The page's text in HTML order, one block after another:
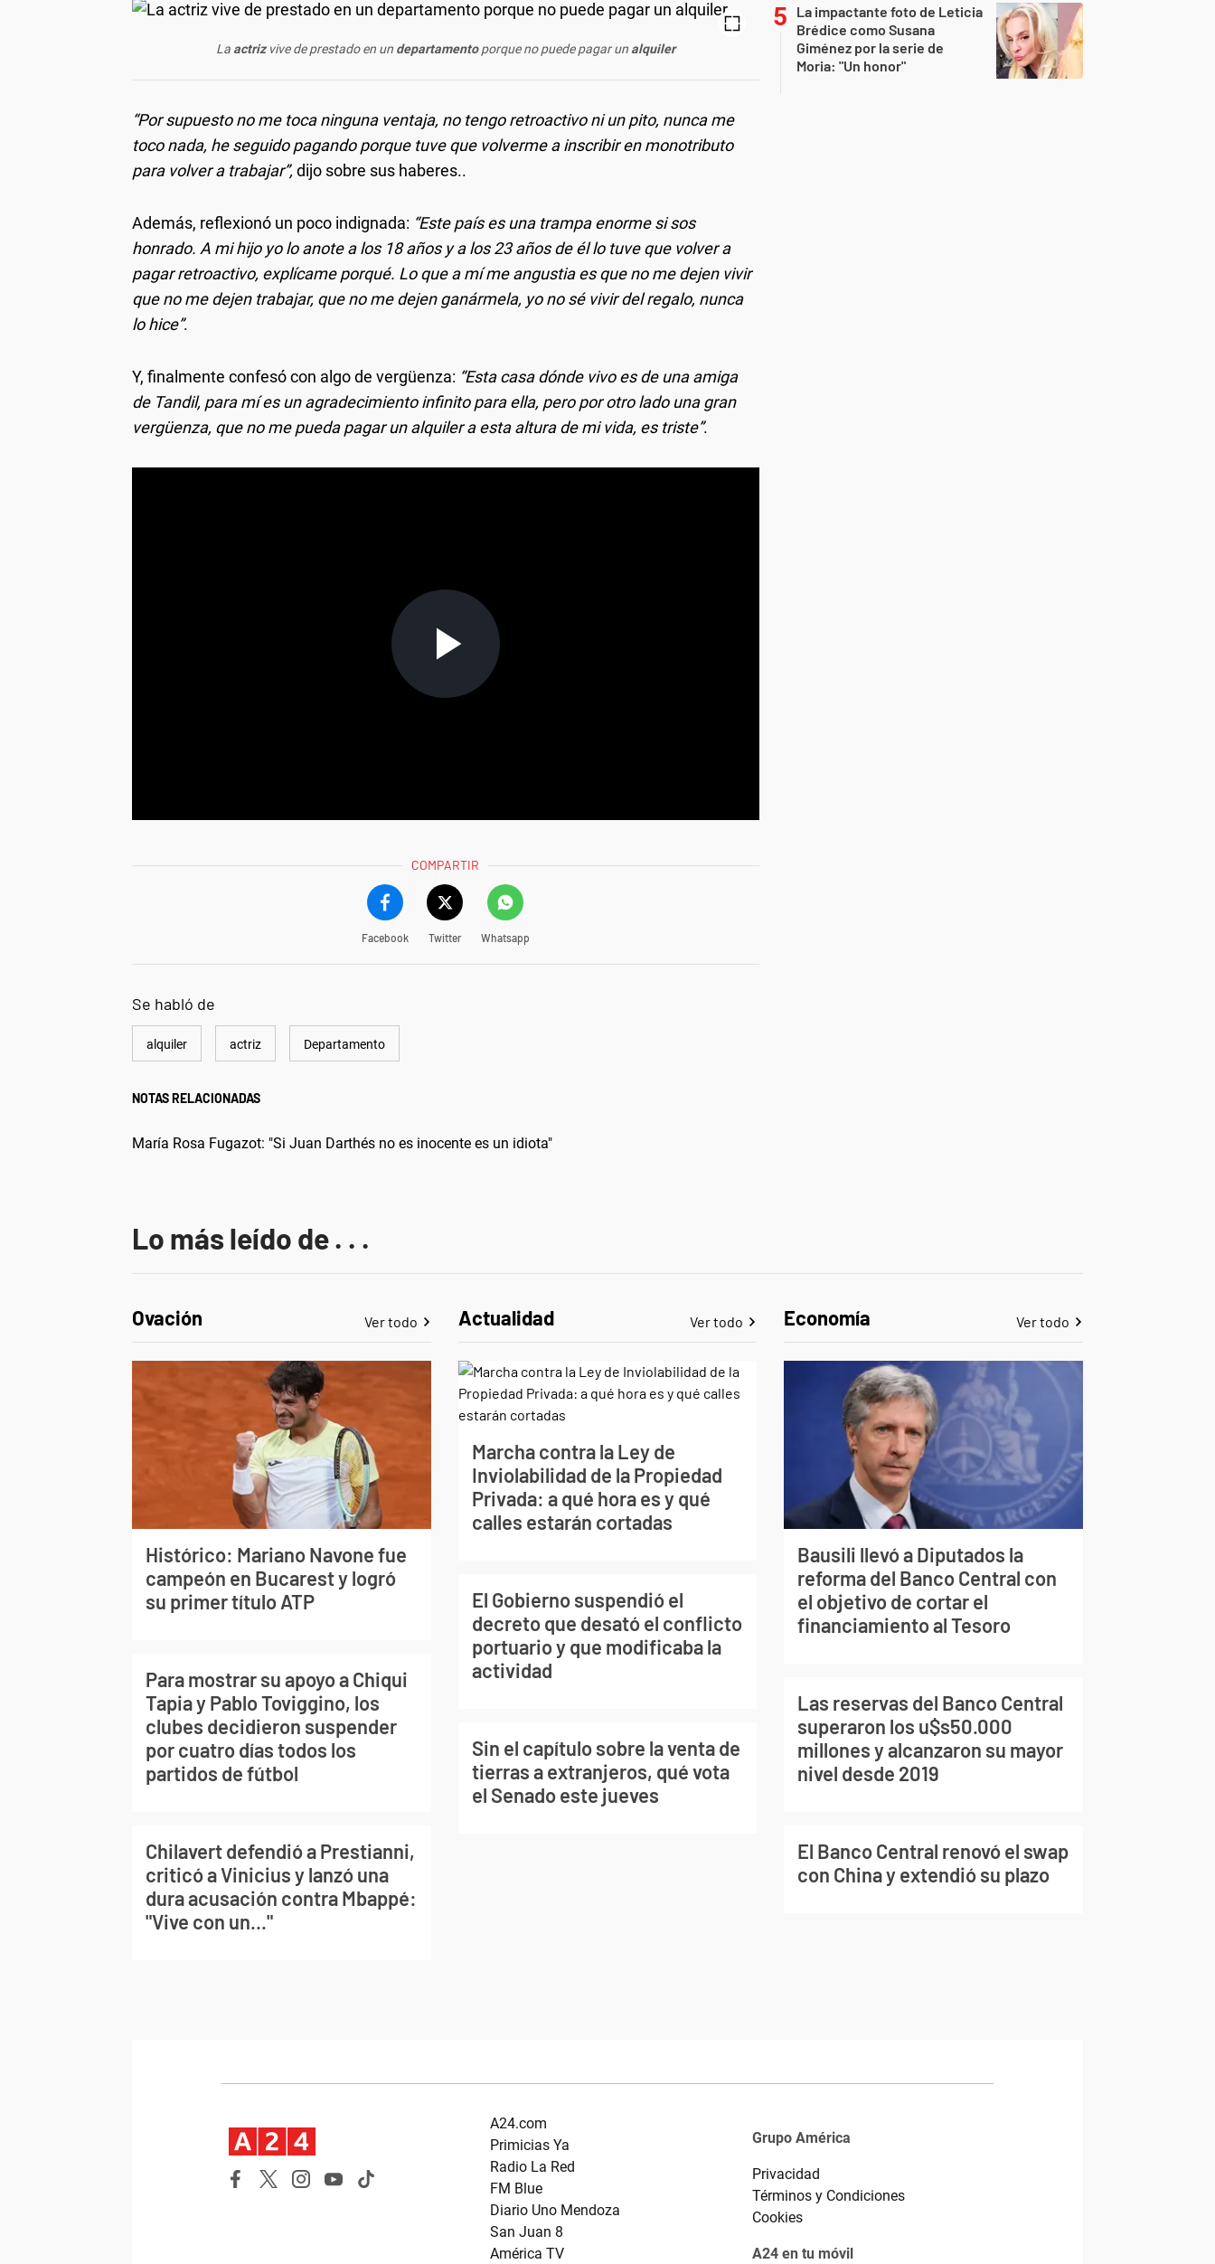
La actrizvive de prestado en un departamentoporque no puede pagar un alquiler
“Por supuesto no me toca ninguna ventaja, no tengo retroactivo ni un pito, nunca me
toco nada, he seguido pagando porque tuve que volverme a inscribir en monotributo
para volver a trabajar”, dijo sobre sus haberes..
Además, reflexionó un poco indignada: “Este país es una trampa enorme si sos
honrado. A mi hijo yo lo anote a los 18 años y a los 23 años de él lo tuve que volver a
pagar retroactivo, explícame porqué. Lo que a mí me angustia es que no me dejen vivir
que no me dejen trabajar, que no me dejen ganármela, yo no sé vivir del regalo, nunca
lo hice”.
Y, finalmente confesó con algo de vergüenza: “Esta casa dónde vivo es de una amiga
de Tandil, para mí es un agradecimiento infinito para ella, pero por otro lado una gran
vergüenza, que no me pueda pagar un alquiler a esta altura de mi vida, es triste”.
COMPARTIR
Facebook Twitter Whatsapp
Se habló de
alquiler actriz Departamento
NOTAS RELACIONADAS
María Rosa Fugazot: "Si Juan Darthés no es inocente es un idiota"
La impactante foto de Leticia
Brédice como Susana
Giménez por la serie de
Moria: "Un honor"
Lo más leído de . . .
Ovación Ver todo
Histórico: Mariano Navone fue
campeón en Bucarest y logró
su primer título ATP
Para mostrar su apoyo a Chiqui
Tapia y Pablo Toviggino, los
clubes decidieron suspender
por cuatro días todos los
partidos de fútbol
Chilavert defendió a Prestianni,
criticó a Vinicius y lanzó una
dura acusación contra Mbappé:
"Vive con un..."
Actualidad Ver todo
Marcha contra la Ley de
Inviolabilidad de la Propiedad
Privada: a qué hora es y qué
calles estarán cortadas
El Gobierno suspendió el
decreto que desató el conflicto
portuario y que modificaba la
actividad
Sin el capítulo sobre la venta de
tierras a extranjeros, qué vota
el Senado este jueves
Economía Ver todo
Bausili llevó a Diputados la
reforma del Banco Central con
el objetivo de cortar el
financiamiento al Tesoro
Las reservas del Banco Central
superaron los u$s50.000
millones y alcanzaron su mayor
nivel desde 2019
El Banco Central renovó el swap
con China y extendió su plazo
A24.com
Primicias Ya
Radio La Red
FM Blue
Diario Uno Mendoza
San Juan 8
América TV
Grupo América
Privacidad
Términos y Condiciones
Cookies
A24 en tu móvil